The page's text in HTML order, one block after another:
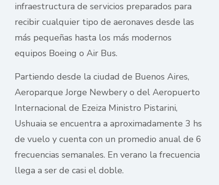
infraestructura de servicios preparados para
recibir cualquier tipo de aeronaves desde las
más pequeñas hasta los más modernos
equipos Boeing o Air Bus.
Partiendo desde la ciudad de Buenos Aires,
Aeroparque Jorge Newbery o del Aeropuerto
Internacional de Ezeiza Ministro Pistarini,
Ushuaia se encuentra a aproximadamente 3 hs
de vuelo y cuenta con un promedio anual de 6
frecuencias semanales. En verano la frecuencia
llega a ser de casi el doble.